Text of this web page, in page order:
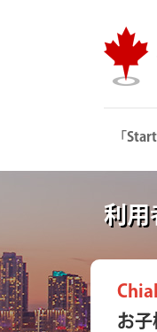
「
利
お